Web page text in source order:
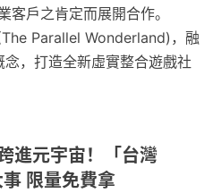
客戶之肯定而展開合作。
Parallel Wonderland)，融
，打造全新虛實整合遊戲社
進元宇宙！「台灣
限量免費拿